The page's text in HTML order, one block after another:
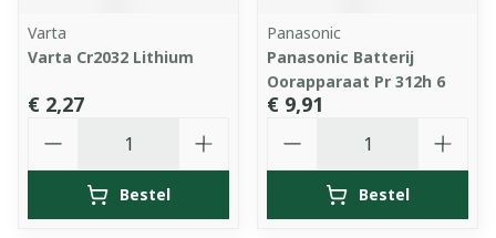
Varta
Varta Cr2032 Lithium
€ 2,27
Bestel
Panasonic
Panasonic Batterij
Oorapparaat Pr 312h 6
€ 9,91
Bestel